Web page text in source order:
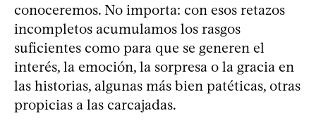
conoceremos. No importa: con esos retazos
incompletos acumulamos los rasgos
suficientes como para que se generen el
interés, la emoción, la sorpresa o la gracia en
las historias, algunas más bien patéticas, otras
propicias a las carcajadas.